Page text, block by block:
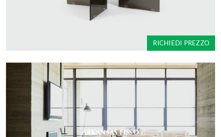
RICHIEDI PREZZO
ARKANSAS FISSO